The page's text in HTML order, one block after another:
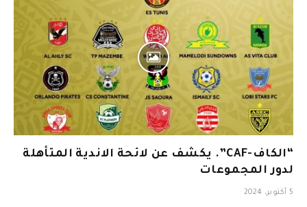
“الكاف-CAF”. يكشف عن لائحة الاندية المتأهلة
لدور المجموعات
5 أكتوبر، 2024